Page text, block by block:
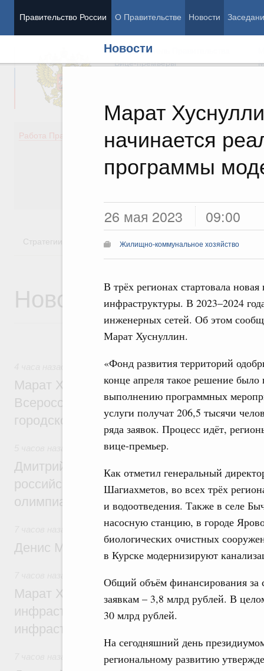
Правительство России О Правительстве Новости
Новости
Марат
начинается
программы
26 мая 2023 09:00
Жилищно-коммунальное хозяйство
В трёх регионах стартовала
инфраструктуры. В 2023–2024
инженерных сетей. Об этом
Марат Хуснуллин.
«Фонд развития территорий
конце апреля такое решение
выполнению программных
услуги получат 206,5 тысячи
ряда заявок. Процесс идёт,
вице-премьер.
Как отметил генеральный
Шагиахметов, во всех трёх
и водоотведения. Также в селе
насосную станцию, в городе
биологических очистных
в Курске модернизируют
Общий объём финансирования за
заявкам – 3,8 млрд рублей. В
30 млрд рублей.
На сегодняшний день
региональному развитию
Председатель Правительства
Вице-премьеры
Работа Правительства
Демография
Здоровье
Культура
Стратегии Государственные программы
Новости
Экономика городов. Городская среда
Марат Хуснуллин провёл заседание
Всероссийского конкурса лучших
городской среды
Отрасль информационных технологий
Дмитрий Чернышенко и Сергей Кравцов
российскую сборную с победой на
олимпиаде по искусственному
Общие вопросы промышленной политики
Денис Мантуров посетил Ярославскую
Марат Хуснуллин: 15 объектов
инфраструктуры построили и обновили
инфраструктурным кредитам
Развитие сельских территорий